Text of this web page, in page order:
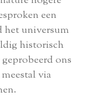
een
het universum
historisch
ons
via